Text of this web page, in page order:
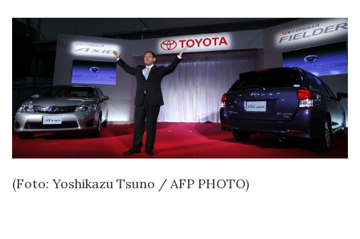
(Foto: Yoshikazu Tsuno / AFP PHOTO)